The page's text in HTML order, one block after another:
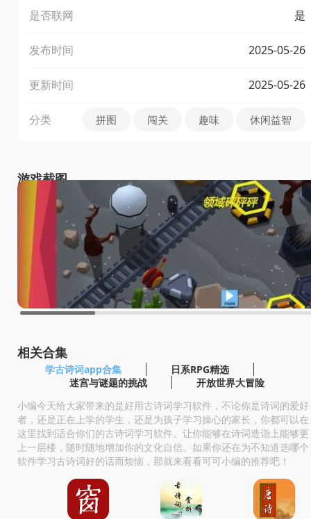
是否联网 是
发布时间 2025-05-26
更新时间 2025-05-26
分类 拼图 闯关 趣味 休闲益智
游戏截图
相关合集
学古诗词app合集
日系RPG精选
迷宫与谜题的挑战
开放世界大冒险
小编今天给大家带来的是好用古诗词学习软件，不论你是诗词的爱好
者，还是正在上学的学生，还是为孩子学习操心的家长，你都可以在
这里找到适合你们的古诗词学习软件。让你能够在诗词造诣上能够更
上一层楼，随时随地增加你的文化自信。如果你还在为不知道选哪个
软件学习古诗词好的话而烦恼，那就来看看可可小编的推荐吧！